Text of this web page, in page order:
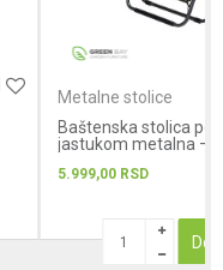
Metalne stolice
Baštenska stolica
jastukom metalna –
5.999,00 RSD